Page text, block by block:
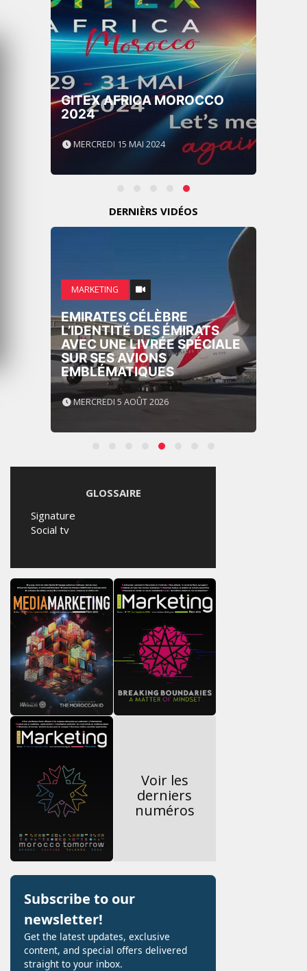
GITEX AFRICA MOROCCO
2024
MERCREDI 15 MAI 2024
DERNIÈRS VIDÉOS
MARKETING
EMIRATES CÉLÈBRE
L’IDENTITÉ DES ÉMIRATS
AVEC UNE LIVRÉE SPÉCIALE
SUR SES AVIONS
EMBLÉMATIQUES
MERCREDI 5 AOÛT 2026
GLOSSAIRE
Signature
Social tv
Voir les
derniers
numéros